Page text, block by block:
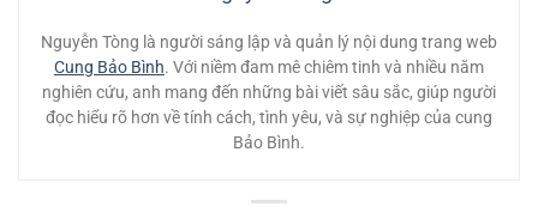
Nguyễn Tòng là người sáng lập và quản lý nội dung trang web
Cung Bảo Bình. Với niềm đam mê chiêm tinh và nhiều năm
nghiên cứu, anh mang đến những bài viết sâu sắc, giúp người
đọc hiểu rõ hơn về tính cách, tình yêu, và sự nghiệp của cung
Bảo Bình.